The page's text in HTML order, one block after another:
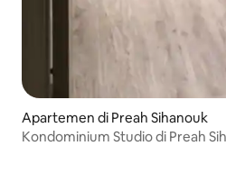
Apartemen di Preah Sihanouk
Kondominium Studio di Preah